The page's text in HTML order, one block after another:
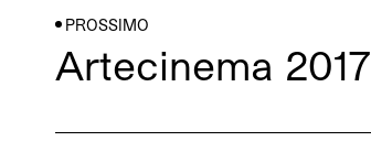
PROSSIMO
Artecinema 2017